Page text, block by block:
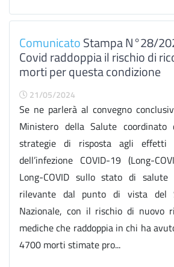
ComunicatoStampa N°28/
Covid raddoppia il rischio di
morti per questa condizione
21/05/2024
Se ne parlerà al convegno
Ministero della Salute coordinato
strategie di risposta agli effetti
dell’infezione COVID-19 (Long-
Long-COVID sullo stato di
rilevante dal punto di vista del
Nazionale, con il rischio di nuovo
mediche che raddoppia in chi ha
4700 morti stimate pro...